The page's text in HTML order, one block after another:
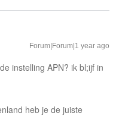
Forum|Forum|1 year ago
instelling APN? ik bl;ijf in
heb je de juiste